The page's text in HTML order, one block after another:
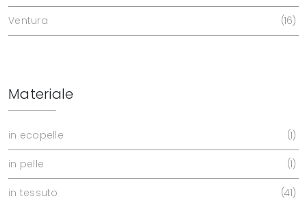
Ventura 16
Materiale
in ecopelle 1
in pelle 1
in tessuto 41